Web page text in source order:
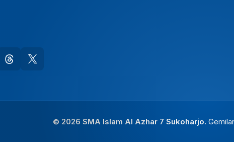
© 2026 SMA Islam Al Azhar 7 Sukoharjo.